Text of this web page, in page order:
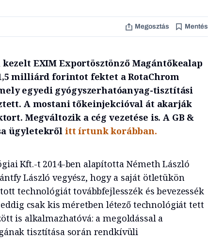
Megosztás Mentés
EXIM Exportösztönző Magántőkealap
milliárd forintot fektet a RotaChrom
egyedi gyógyszerhatóanyag-tisztítási
A mostani tőkeinjekcióval át akarják
Megváltozik a cég vezetése is. A GB &
ügyletekről itt írtunk korábban.
Kft.-t 2014-ben alapította Németh László
László vegyész, hogy a saját ötletükön
technológiát továbbfejlesszék és bevezessék
csak kis méretben létező technológiát tett
is alkalmazhatóvá: a megoldással a
tisztítása során rendkívüli